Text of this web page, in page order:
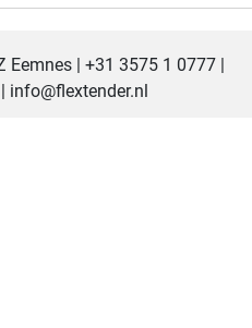
Eemnes | +31 3575 1 0777|
info@flextender.nl